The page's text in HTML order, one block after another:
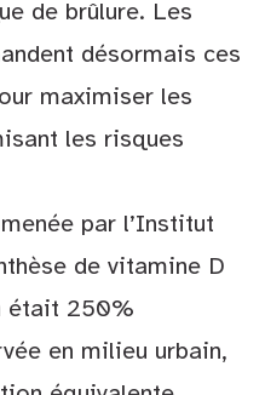
de brûlure. Les
désormais ces
maximiser les
les risques
par l’Institut
de vitamine D
était 250%
en milieu urbain,